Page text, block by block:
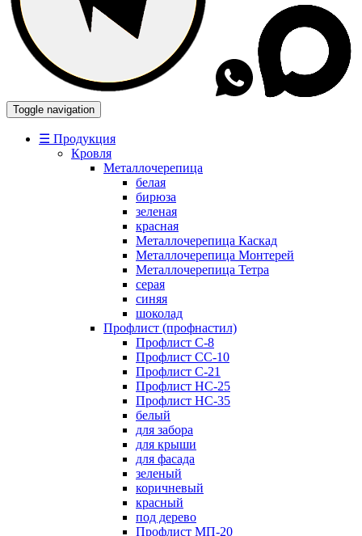
Toggle navigation
☰ Продукция
Кровля
Металлочерепица
белая
бирюза
зеленая
красная
Металлочерепица Каскад
Металлочерепица Монтерей
Металлочерепица Тетра
серая
синяя
шоколад
Профлист (профнастил)
Профлист С-8
Профлист СС-10
Профлист C-21
Профлист НС-25
Профлист НС-35
белый
для забора
для крыши
для фасада
зеленый
коричневый
красный
под дерево
Профлист МП-20